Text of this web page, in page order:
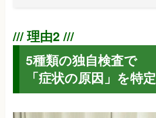
5種類の独自検査で
「症状の原因」を特定